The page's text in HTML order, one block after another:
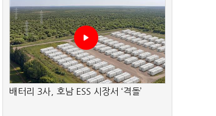
배터리 3사, 호남 ESS 시장서 ‘격돌’